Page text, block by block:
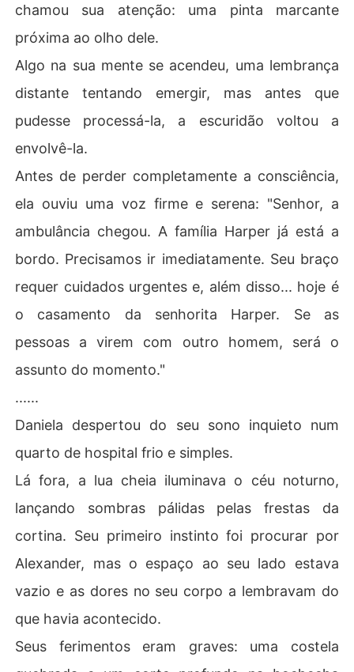
chamou sua atenção: uma pinta marcante
próxima ao olho dele.
Algo na sua mente se acendeu, uma lembrança
distante tentando emergir, mas antes que
pudesse processá-la, a escuridão voltou a
envolvê-la.
Antes de perder completamente a consciência,
ela ouviu uma voz firme e serena: "Senhor, a
ambulância chegou. A família Harper já está a
bordo. Precisamos ir imediatamente. Seu braço
requer cuidados urgentes e, além disso... hoje é
o casamento da senhorita Harper. Se as
pessoas a virem com outro homem, será o
assunto do momento."
......
Daniela despertou do seu sono inquieto num
quarto de hospital frio e simples.
Lá fora, a lua cheia iluminava o céu noturno,
lançando sombras pálidas pelas frestas da
cortina. Seu primeiro instinto foi procurar por
Alexander, mas o espaço ao seu lado estava
vazio e as dores no seu corpo a lembravam do
que havia acontecido.
Seus ferimentos eram graves: uma costela